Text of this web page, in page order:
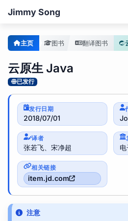
Jimmy Song
主页 图书 翻译图书
云原生 Java
已发行
发行日期
2018/07/01
译者
张若飞、宋净超
相关链接
item.jd.com
注意